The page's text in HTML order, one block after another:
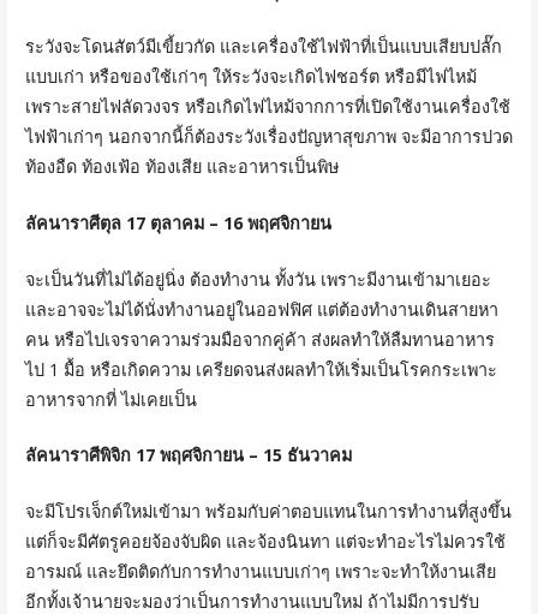
ระวังจะโดนสัตว์มีเขี้ยวกัด และเครื่องใช้ไฟฟ้าที่เป็นแบบเสียบปลั๊ก
แบบเก่า หรือของใช้เก่าๆ ให้ระวังจะเกิดไฟชอร์ต หรือมีไฟไหม้
เพราะสายไฟลัดวงจร หรือเกิดไฟไหม้จากการที่เปิดใช้งานเครื่องใช้
ไฟฟ้าเก่าๆ นอกจากนี้ก็ต้องระวังเรื่องปัญหาสุขภาพ จะมีอาการปวด
ท้องอืด ท้องเฟ้อ ท้องเสีย และอาหารเป็นพิษ
ลัคนาราศีตุล 17 ตุลาคม – 16 พฤศจิกายน
จะเป็นวันที่ไม่ได้อยู่นิ่ง ต้องทำงาน ทั้งวัน เพราะมีงานเข้ามาเยอะ
และอาจจะไม่ได้นั่งทำงานอยู่ในออฟฟิศ แต่ต้องทำงานเดินสายหา
คน หรือไปเจรจาความร่วมมือจากคู่ค้า ส่งผลทำให้ลืมทานอาหาร
ไป 1 มื้อ หรือเกิดความ เครียดจนส่งผลทำให้เริ่มเป็นโรคกระเพาะ
อาหารจากที่ ไม่เคยเป็น
ลัคนาราศีพิจิก 17 พฤศจิกายน – 15 ธันวาคม
จะมีโปรเจ็กต์ใหม่เข้ามา พร้อมกับค่าตอบแทนในการทำงานที่สูงขึ้น
แต่ก็จะมีศัตรูคอยจ้องจับผิด และจ้องนินทา แต่จะทำอะไรไม่ควรใช้
อารมณ์ และยึดติดกับการทำงานแบบเก่าๆ เพราะจะทำให้งานเสีย
อีกทั้งเจ้านายจะมองว่าเป็นการทำงานแบบใหม่ ถ้าไม่มีการปรับ